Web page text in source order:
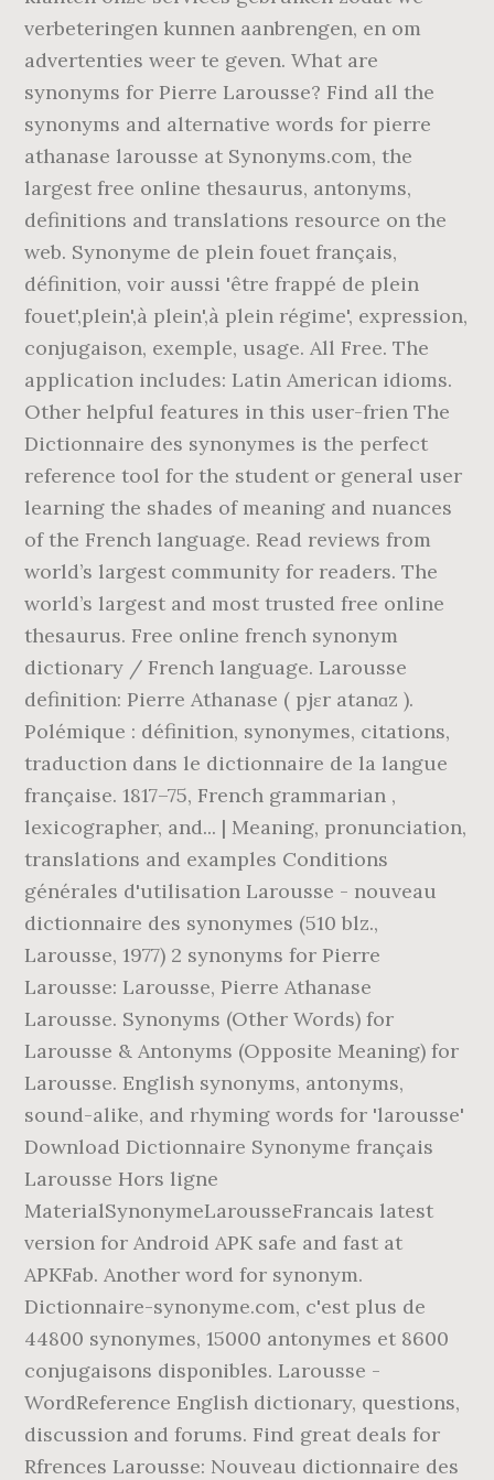
verbeteringen kunnen aanbrengen, en om
advertenties weer te geven. What are
synonyms for Pierre Larousse? Find all the
synonyms and alternative words for pierre
athanase larousse at Synonyms.com, the
largest free online thesaurus, antonyms,
definitions and translations resource on the
web. Synonyme de plein fouet français,
définition, voir aussi 'être frappé de plein
fouet',plein',à plein',à plein régime', expression,
conjugaison, exemple, usage. All Free. The
application includes: Latin American idioms.
Other helpful features in this user-frien The
Dictionnaire des synonymes is the perfect
reference tool for the student or general user
learning the shades of meaning and nuances
of the French language. Read reviews from
world’s largest community for readers. The
world’s largest and most trusted free online
thesaurus. Free online french synonym
dictionary / French language. Larousse
definition: Pierre Athanase ( pjɛr atanɑz ).
Polémique : définition, synonymes, citations,
traduction dans le dictionnaire de la langue
française. 1817–75, French grammarian ,
lexicographer, and... | Meaning, pronunciation,
translations and examples Conditions
générales d'utilisation Larousse - nouveau
dictionnaire des synonymes (510 blz.,
Larousse, 1977) 2 synonyms for Pierre
Larousse: Larousse, Pierre Athanase
Larousse. Synonyms (Other Words) for
Larousse & Antonyms (Opposite Meaning) for
Larousse. English synonyms, antonyms,
sound-alike, and rhyming words for 'larousse'
Download Dictionnaire Synonyme français
Larousse Hors ligne
MaterialSynonymeLarousseFrancais latest
version for Android APK safe and fast at
APKFab. Another word for synonym.
Dictionnaire-synonyme.com, c'est plus de
44800 synonymes, 15000 antonymes et 8600
conjugaisons disponibles. Larousse -
WordReference English dictionary, questions,
discussion and forums. Find great deals for
Rfrences Larousse: Nouveau dictionnaire des